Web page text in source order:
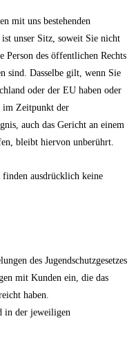
mit uns bestehenden
ist unser Sitz, soweit Sie nicht
Person des öffentlichen Rechts
sind. Dasselbe gilt, wenn Sie
oder der EU haben oder
im Zeitpunkt der
auch das Gericht an einem
bleibt hiervon unberührt.
ausdrücklich keine
des Jugendschutzgesetzes
mit Kunden ein, die das
haben.
in der jeweiligen